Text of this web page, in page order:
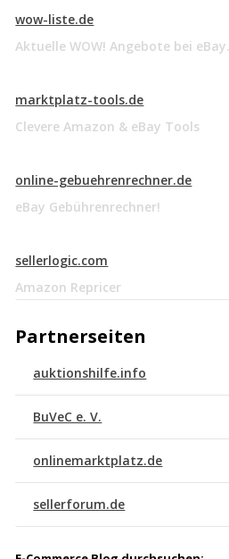
wow-liste.de
Aktuelle WOW! Angebote bei eBay.
marktplatz-tools.de
Clevere Amazon & eBay Tools
online-gebuehrenrechner.de
eBay Gebührenrechner!
sellerlogic.com
Amazon Repricer
Partnerseiten
auktionshilfe.info
BuVeC e. V.
onlinemarktplatz.de
sellerforum.de